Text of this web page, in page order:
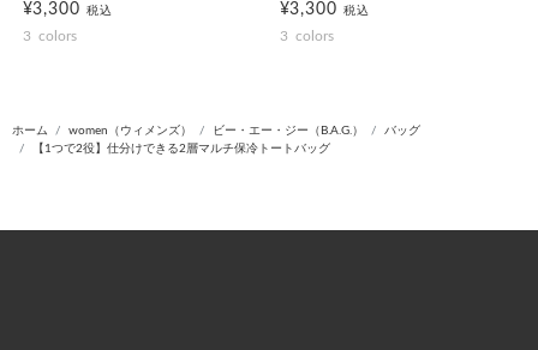
¥3,300税込
3 colors
¥3,300税込
3 colors
ホーム women（ウィメンズ） ビー・エー・ジー（B.A.G.）
バッグ
【1つで2役】仕分けできる2層マルチ保冷トートバッグ